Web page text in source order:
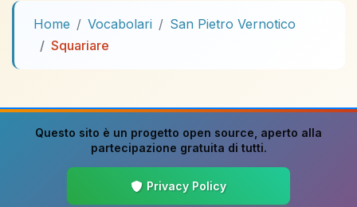
Home Vocabolari
San Pietro Vernotico
Squariare
Questo sito è un progetto open source , aperto alla
partecipazione gratuita di tutti.
Privacy Policy